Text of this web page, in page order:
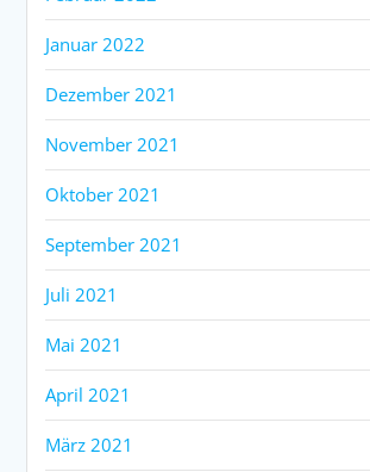
Januar 2022
Dezember 2021
November 2021
Oktober 2021
September 2021
Juli 2021
Mai 2021
April 2021
März 2021